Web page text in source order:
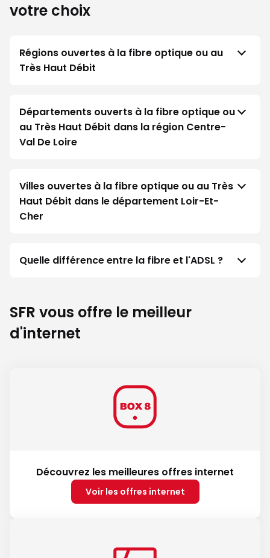
votre choix
Régions ouvertes à la fibre optique ou au
Très Haut Débit
Départements ouverts à la fibre optique ou
au Très Haut Débit dans la région Centre-
Val De Loire
Villes ouvertes à la fibre optique ou au Très
Haut Débit dans le département Loir-Et-
Cher
Quelle différence entre la fibre et l'ADSL ?
SFR vous offre le meilleur
d'internet
Découvrez les meilleures offres internet
Voir les offres internet